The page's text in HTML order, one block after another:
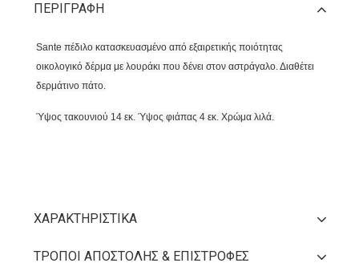
ΠΕΡΙΓΡΑΦΉ
Sante πέδιλο κατασκευασμένο από εξαιρετικής ποιότητας
οικολογικό δέρμα με λουράκι που δένει στον αστράγαλο. Διαθέτει
δερμάτινο πάτο.
Ύψος τακουνιού 14 εκ. Ύψος φιάπας 4 εκ. Χρώμα λιλά.
ΧΑΡΑΚΤΗΡΙΣΤΙΚΆ
ΤΡΌΠΟΙ ΑΠΟΣΤΟΛΉΣ & ΕΠΙΣΤΡΟΦΈΣ